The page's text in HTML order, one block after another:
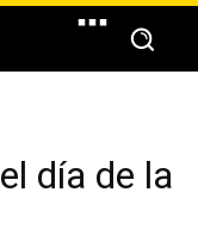
día de la